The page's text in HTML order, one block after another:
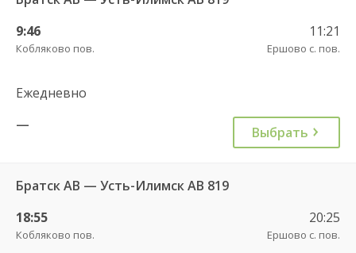
9:46
Кобляково пов.
11:21
Ершово с. пов.
Ежедневно
—
Выбрать
Братск АВ — Усть-Илимск АВ 819
18:55
Кобляково пов.
20:25
Ершово с. пов.